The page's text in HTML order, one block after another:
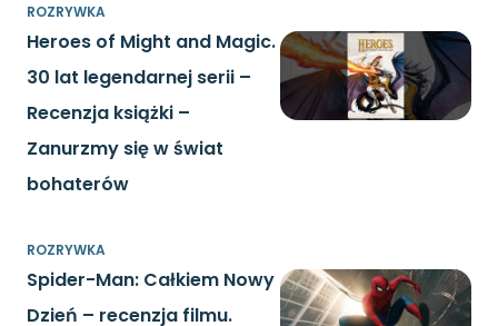
ROZRYWKA
Heroes of Might and Magic.
30 lat legendarnej serii –
Recenzja książki –
Zanurzmy się w świat
bohaterów
ROZRYWKA
Spider-Man: Całkiem Nowy
Dzień – recenzja filmu.